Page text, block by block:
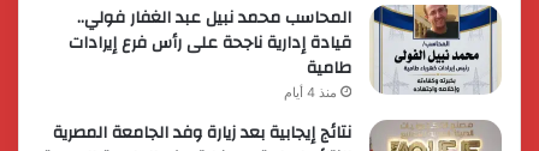
المحاسب محمد نبيل عبد الغفار فولي..
قيادة إدارية ناجحة على رأس فرع إيرادات
طامية
منذ 4 أيام
نتائج إيجابية بعد زيارة وفد الجامعة المصرية